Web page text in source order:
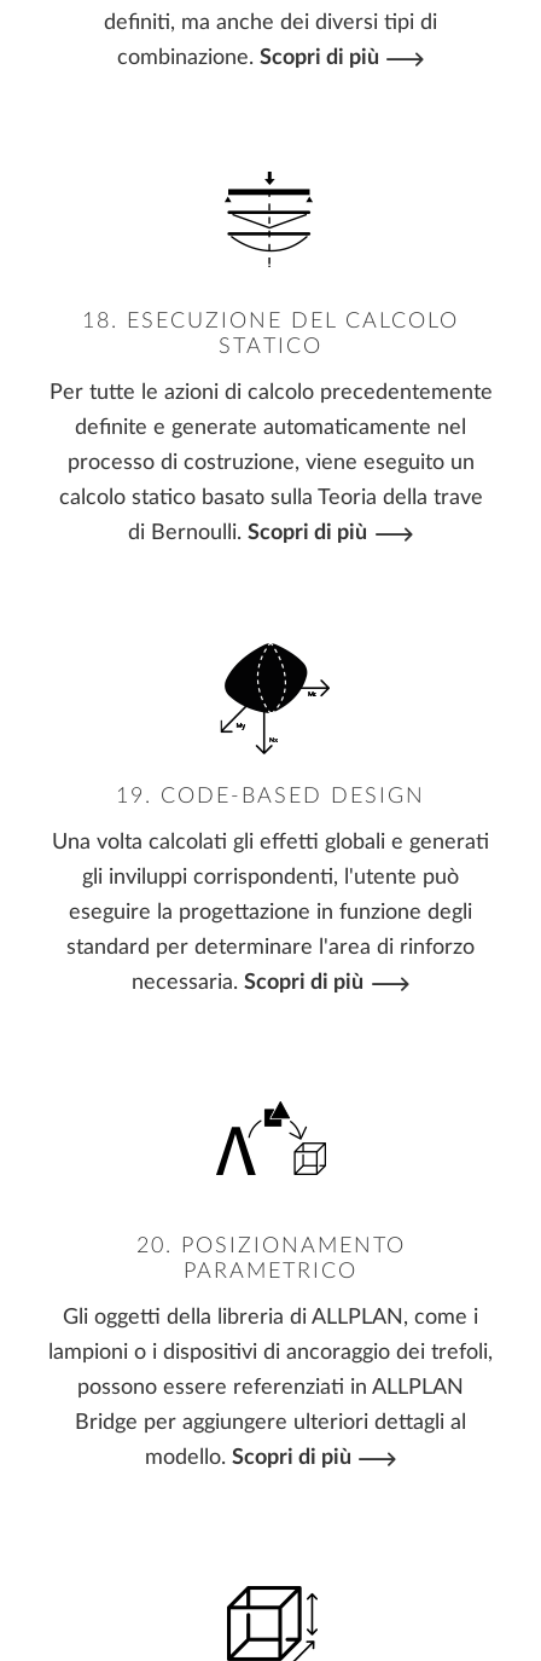
definiti, ma anche dei diversi tipi di
combinazione. Scopri di più
18. ESECUZIONE DEL CALCOLO
STATICO
Per tutte le azioni di calcolo precedentemente
definite e generate automaticamente nel
processo di costruzione, viene eseguito un
calcolo statico basato sulla Teoria della trave
di Bernoulli.Scopri di più
19. CODE-BASED DESIGN
Una volta calcolati gli effetti globali e generati
gli inviluppi corrispondenti, l'utente può
eseguire la progettazione in funzione degli
standard per determinare l'area di rinforzo
necessaria.Scopri di più
20. POSIZIONAMENTO
PARAMETRICO
Gli oggetti della libreria di ALLPLAN, come i
lampioni o i dispositivi di ancoraggio dei trefoli,
possono essere referenziati in ALLPLAN
Bridge per aggiungere ulteriori dettagli al
modello. Scopri di più